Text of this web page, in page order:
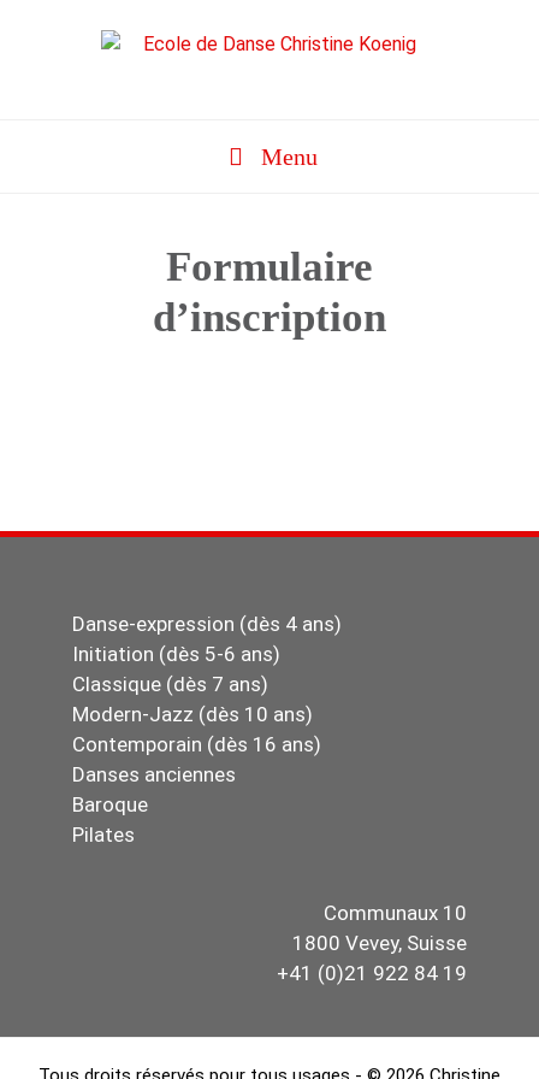
Menu
Formulaire
d’inscription
Danse-expression (dès 4 ans)
Initiation (dès 5-6 ans)
Classique (dès 7 ans)
Modern-Jazz (dès 10 ans)
Contemporain (dès 16 ans)
Danses anciennes
Baroque
Pilates
Communaux 10
1800 Vevey, Suisse
+41 (0)21 922 84 19